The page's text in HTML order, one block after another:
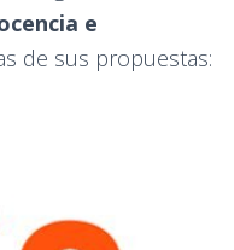
e
de sus propuestas: